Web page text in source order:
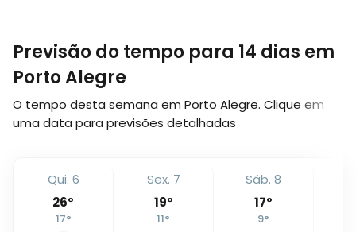
Previsão do tempo para 14 dias em
Porto Alegre
O tempo desta semana em Porto Alegre. Clique em
uma data para previsões detalhadas
Qui. 6
26°
17°
Sex. 7
19°
11°
Sáb. 8
17°
9°